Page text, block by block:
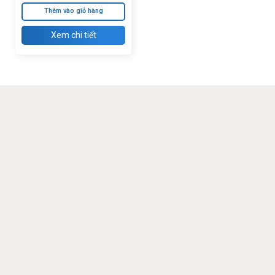
RV130W (RV130W-E-
G5-K9)
Thêm vào giỏ hàng
Xem chi tiết